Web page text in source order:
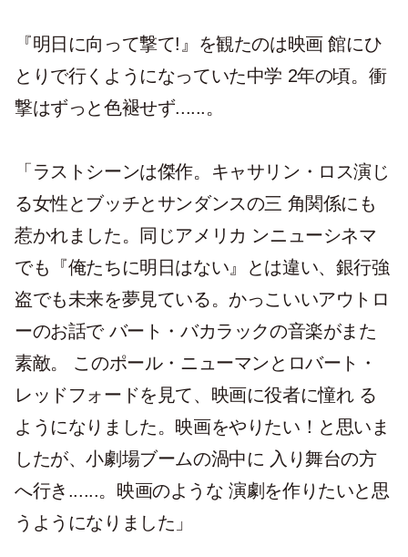
『明日に向って撃て!』を観たのは映画 館にひ
とりで行くようになっていた中学 2年の頃。衝
撃はずっと色褪せず......。
「ラストシーンは傑作。キャサリン・ロス演じ
る女性とブッチとサンダンスの三 角関係にも
惹かれました。同じアメリカ ンニューシネマ
でも『俺たちに明日はない』とは違い、銀行強
盗でも未来を夢見ている。かっこいいアウトロ
ーのお話で バート・バカラックの音楽がまた
素敵。 このポール・ニューマンとロバート・
レッドフォードを見て、映画に役者に憧れ る
ようになりました。映画をやりたい！と思いま
したが、小劇場ブームの渦中に 入り舞台の方
へ行き......。映画のような 演劇を作りたいと思
うようになりました」